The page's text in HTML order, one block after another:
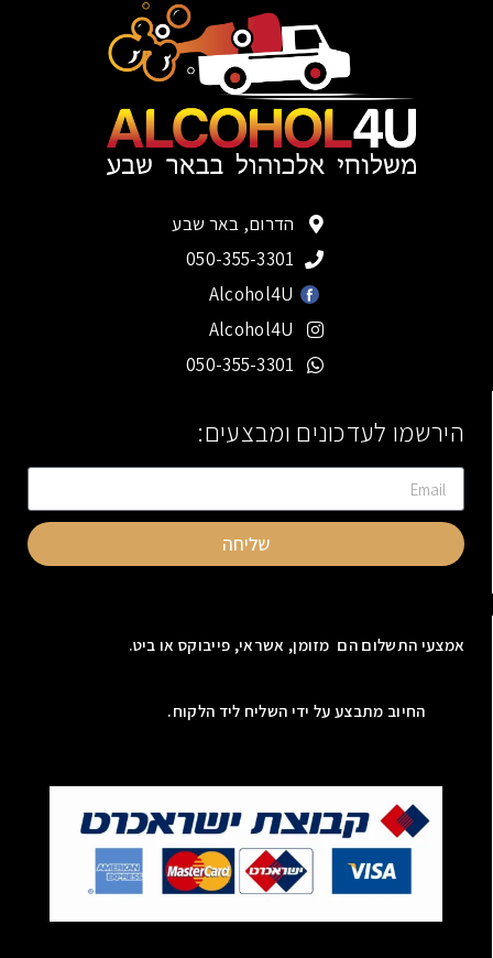
הדרום, באר שבע
050-355-3301
Alcohol4U
Alcohol4U
050-355-3301
הירשמו לעדכונים ומבצעים:
שליחה
אמצעי התשלום הם מזומן, אשראי, פייבוקס או ביט.
החיוב מתבצע על ידי השליח ליד הלקוח.